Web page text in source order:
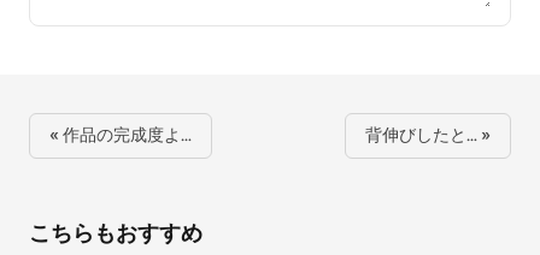
« 作品の完成度よ… 背伸びしたと… »
こちらもおすすめ